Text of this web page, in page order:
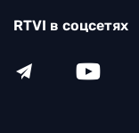
RTVI в соцсетях